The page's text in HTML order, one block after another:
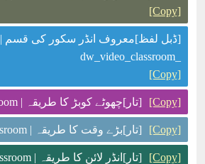
[Copy]
[ڈبل لفظ]معروف انڈر سکور کی قسم |
_dw_video_classroom
[Copy]
[تار]چھوٹے کوبڑ کا طریقہ | sz_videoClassroom [Copy]
[تار]بڑے وقت کا طریقہ | sz_VideoClassroom [Copy]
[تار]انڈر لائن کا طریقہ | sz_video_classroom [Copy]